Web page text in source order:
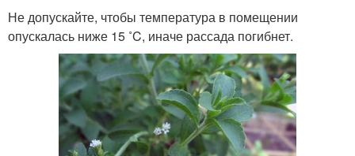
Не допускайте, чтобы температура в помещении
опускалась ниже 15 ˚C, иначе рассада погибнет.